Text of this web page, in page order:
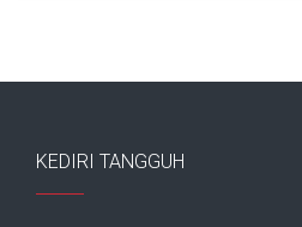
KEDIRI TANGGUH